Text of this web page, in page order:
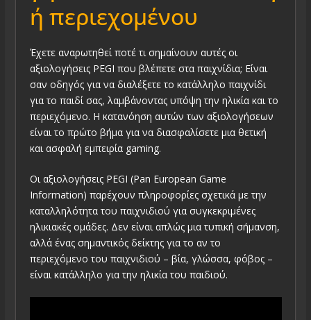
ή περιεχομένου
Έχετε αναρωτηθεί ποτέ τι σημαίνουν αυτές οι
αξιολογήσεις PEGI που βλέπετε στα παιχνίδια; Είναι
σαν οδηγός για να διαλέξετε το κατάλληλο παιχνίδι
για το παιδί σας, λαμβάνοντας υπόψη την ηλικία και το
περιεχόμενο. Η κατανόηση αυτών των αξιολογήσεων
είναι το πρώτο βήμα για να διασφαλίσετε μια θετική
και ασφαλή εμπειρία gaming.
Οι αξιολογήσεις PEGI (Pan European Game
Information) παρέχουν πληροφορίες σχετικά με την
καταλληλότητα του παιχνιδιού για συγκεκριμένες
ηλικιακές ομάδες. Δεν είναι απλώς μια τυπική σήμανση,
αλλά ένας σημαντικός δείκτης για το αν το
περιεχόμενο του παιχνιδιού – βία, γλώσσα, φόβος –
είναι κατάλληλο για την ηλικία του παιδιού.